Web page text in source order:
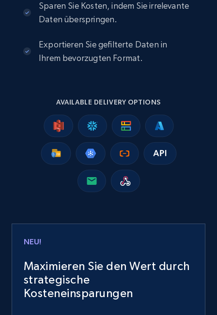
Sparen Sie Kosten, indem Sie irrelevante
Daten überspringen.
Exportieren Sie gefilterte Daten in
Ihrem bevorzugten Format.
AVAILABLE DELIVERY OPTIONS
NEU!
Maximieren Sie den Wert durch
strategische
Kosteneinsparungen